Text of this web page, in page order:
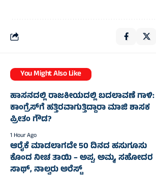
You Might Also Like
ಹಾಸನದಲ್ಲಿ ರಾಜಕೀಯದಲ್ಲಿ ಬದಲಾವಣೆ ಗಾಳಿ:
ಕಾಂಗ್ರೆಸ್‌ಗೆ ಹತ್ತಿರವಾಗುತ್ತಿದ್ದಾರಾ ಮಾಜಿ ಶಾಸಕ
ಪ್ರೀತಂ ಗೌಡ?
1 Hour Ago
ಆರೈಕೆ ಮಾಡಲಾಗದೇ 50 ದಿನದ ಹಸುಗೂಸು
ಕೊಂದ ನೀಚ ತಾಯಿ – ಅಪ್ಪ, ಅಮ್ಮ, ಸಹೋದರ
ಸಾಥ್‌, ನಾಲ್ವರು ಅರೆಸ್ಟ್‌